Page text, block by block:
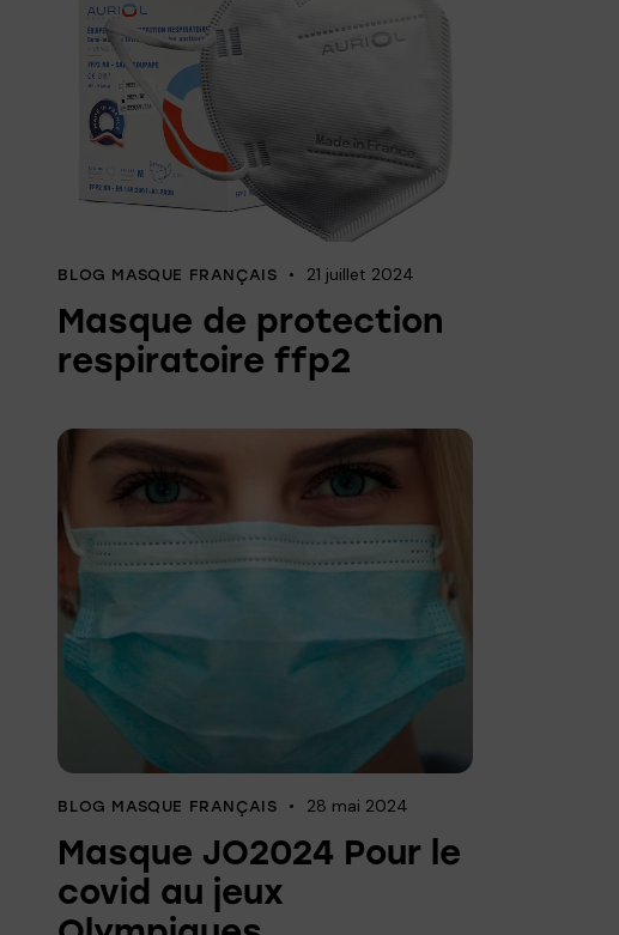
BLOG MASQUE FRANÇAIS 21 juillet 2024
Masque de protection
respiratoire ffp2
BLOG MASQUE FRANÇAIS 28 mai 2024
Masque JO2024 Pour le
covid au jeux